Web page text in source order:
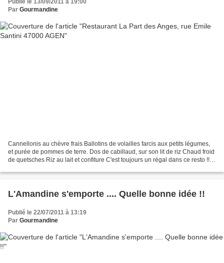
Publié le 13/09/2011 à 19:00
Par Gourmandine
Cannellonis au chèvre frais Ballotins de volailles farcis aux petits légumes,
et purée de pommes de terre. Dos de cabillaud, sur son lit de riz Chaud froid
de quetsches Riz au lait et confiture C'est toujours un régal dans ce resto !!
L'Amandine s'emporte .... Quelle bonne idée !!
Publié le 22/07/2011 à 13:19
Par Gourmandine